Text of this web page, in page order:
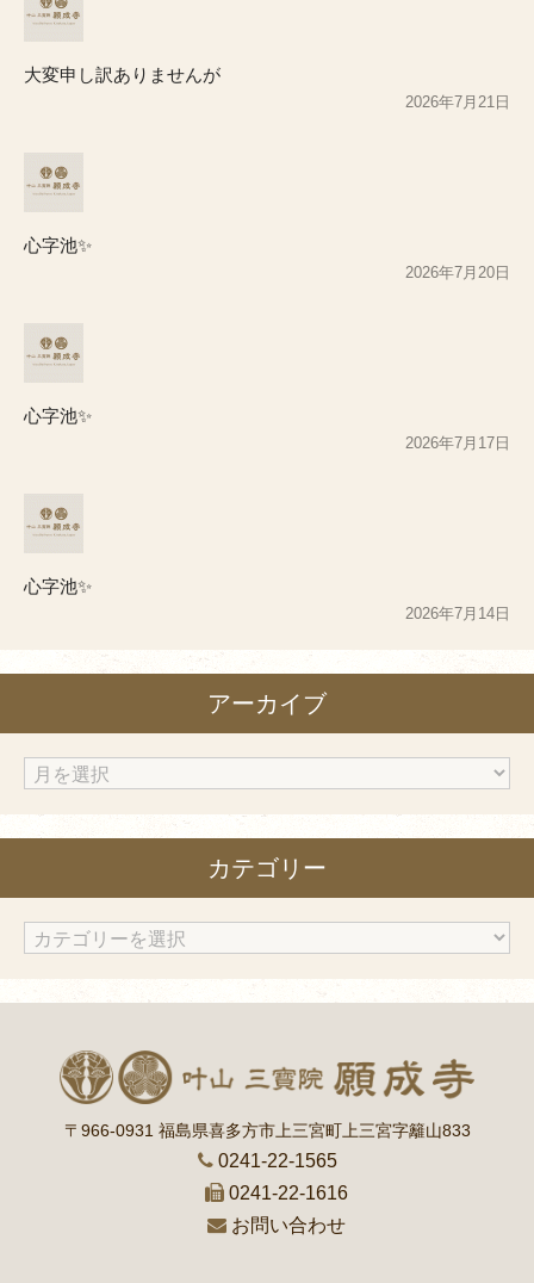
大変申し訳ありませんが
2026年7月21日
心字池✨
2026年7月20日
心字池✨
2026年7月17日
心字池✨
2026年7月14日
アーカイブ
ア
カ
ブ
カテゴリー
カ
ゴ
〒966-0931 福島県喜多方市上三宮町上三宮字籬山833
0241-22-1565
0241-22-1616
お問い合わせ